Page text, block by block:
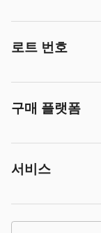
로트 번호
구매 플랫폼
서비스